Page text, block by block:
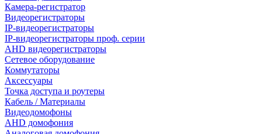
Камера-регистратор
Видеорегистраторы
IP-видеорегистраторы
IP-видеорегистраторы проф. серии
AHD видеорегистраторы
Сетевое оборудование
Коммутаторы
Аксессуары
Точка доступа и роутеры
Кабель / Материалы
Видеодомофоны
AHD домофония